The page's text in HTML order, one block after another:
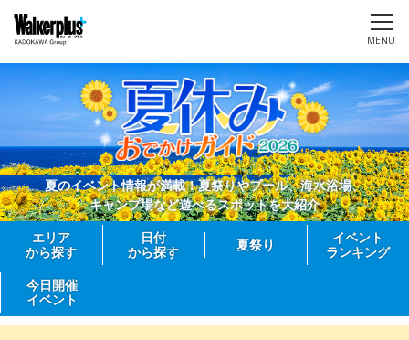
MENU
夏のイベント情報が満載！夏祭りやプール、海水浴場、
キャンプ場など遊べるスポットを大紹介
エリア
から探す
日付
から探す
夏祭り
イベント
ランキング
今日開催
イベント